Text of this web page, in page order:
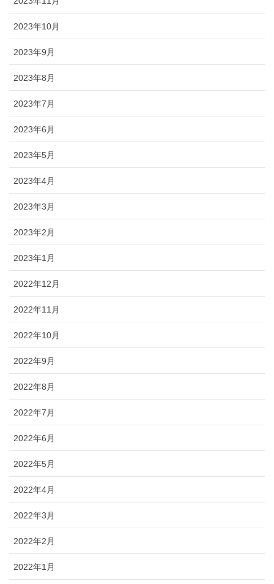
2023年10月
2023年9月
2023年8月
2023年7月
2023年6月
2023年5月
2023年4月
2023年3月
2023年2月
2023年1月
2022年12月
2022年11月
2022年10月
2022年9月
2022年8月
2022年7月
2022年6月
2022年5月
2022年4月
2022年3月
2022年2月
2022年1月